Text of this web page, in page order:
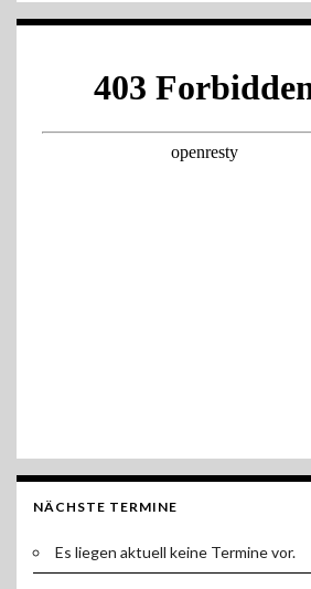
NÄCHSTE TERMINE
Es liegen aktuell keine Termine vor.